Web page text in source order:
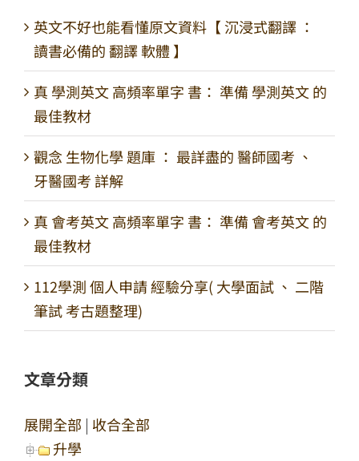
英文不好也能看懂原文資料【 沉浸式翻譯 ：
讀書必備的 翻譯 軟體 】
真 學測英文 高頻率單字 書： 準備 學測英文 的
最佳教材
觀念 生物化學 題庫 ： 最詳盡的 醫師國考 、
牙醫國考 詳解
真 會考英文 高頻率單字 書： 準備 會考英文 的
最佳教材
112學測 個人申請 經驗分享( 大學面試 、 二階
筆試 考古題整理)
文章分類
展開全部 | 收合全部
升學